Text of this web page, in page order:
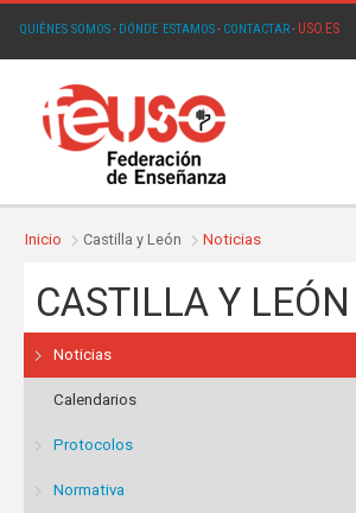
QUIÉNES SOMOS· DÓNDE ESTAMOS· CONTACTAR· USO.ES
Inicio Castilla y León Noticias
CASTILLA Y LEÓN
Noticias
Calendarios
Protocolos
Normativa